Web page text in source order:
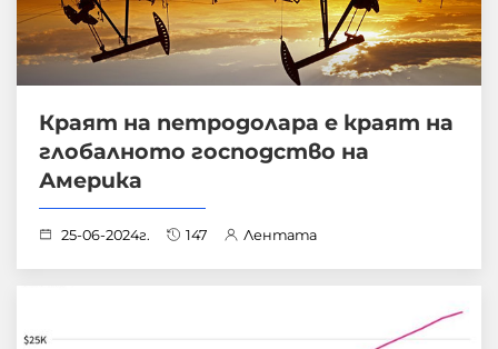
Краят на петродолара е краят на
глобалното господство на
Америка
25-06-2024г. 147 Лентата